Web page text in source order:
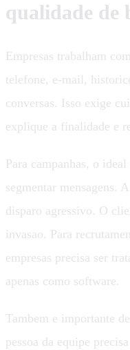
qualidade de
Empresas trabalham
telefone, e-mail,
conversas. Isso exige
explique a finalidade e
Para campanhas, o
segmentar mensagens.
disparo agressivo. O
invasao. Para
empresas precisa ser
apenas como software.
Tambem e importante
pessoa da equipe